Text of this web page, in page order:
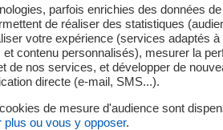
des frais et
parfois enrichies des données
de réaliser des statistiques
votre expérience (services adaptés
et contenu personnalisés), mesurer la
de nos services, et développer de
directe (e-mail, SMS...).
de mesure d'audience sont
plus ou vous y opposer.